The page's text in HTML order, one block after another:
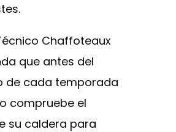
Chaffoteaux
que antes del
de cada temporada
compruebe el
su caldera para